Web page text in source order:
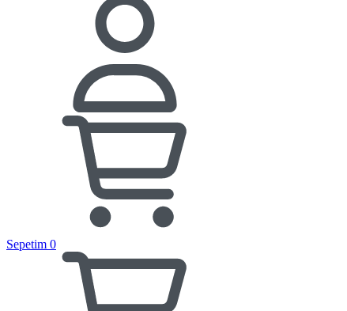
Sepetim 0